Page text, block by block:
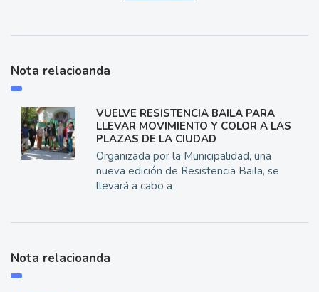
Nota relacioanda
VUELVE RESISTENCIA BAILA PARA
LLEVAR MOVIMIENTO Y COLOR A LAS
PLAZAS DE LA CIUDAD
Organizada por la Municipalidad, una
nueva edición de Resistencia Baila, se
llevará a cabo a
Nota relacioanda